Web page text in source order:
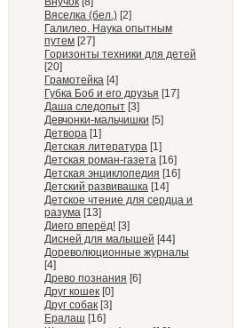
Вяселка (бел.) [2]
Галилео. Наука опытным
путем [27]
Горизонты техники для детей
[20]
Грамотейка [4]
Губка Боб и его друзья [17]
Даша следопыт [3]
Девчонки-мальчишки [5]
Детвора [1]
Детская литература [1]
Детская роман-газета [16]
Детская энциклопедия [16]
Детский развивашка [14]
Детское чтение для сердца и
разума [13]
Диего вперёд! [3]
Дисней для малышей [44]
Дореволюционные журналы
[4]
Древо познания [6]
Друг кошек [0]
Друг собак [3]
Ералаш [16]